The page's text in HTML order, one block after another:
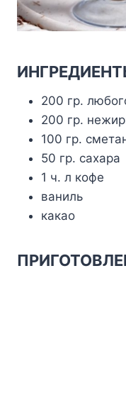
200 гр.
200 гр.
100 гр.
50 гр. сахара
1 ч. л кофе
ваниль
какао